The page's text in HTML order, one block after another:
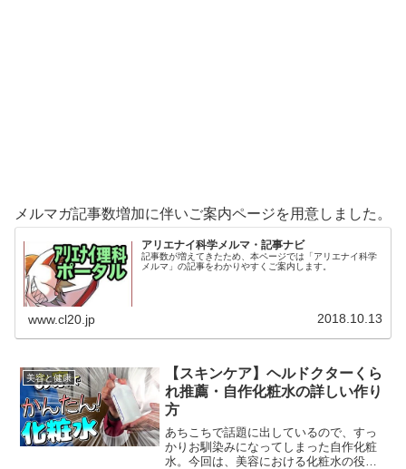
メルマガ記事数増加に伴いご案内ページを用意しました。
アリエナイ科学メルマ・記事ナビ
記事数が増えてきたため、本ページでは「アリエナイ科学
メルマ」の記事をわかりやすくご案内します。
www.cl20.jp 2018.10.13
美容と健康
【スキンケア】ヘルドクターくら
れ推薦・自作化粧水の詳しい作り
方
あちこちで話題に出しているので、すっ
かりお馴染みになってしまった自作化粧
水。今回は、美容における化粧水の役割